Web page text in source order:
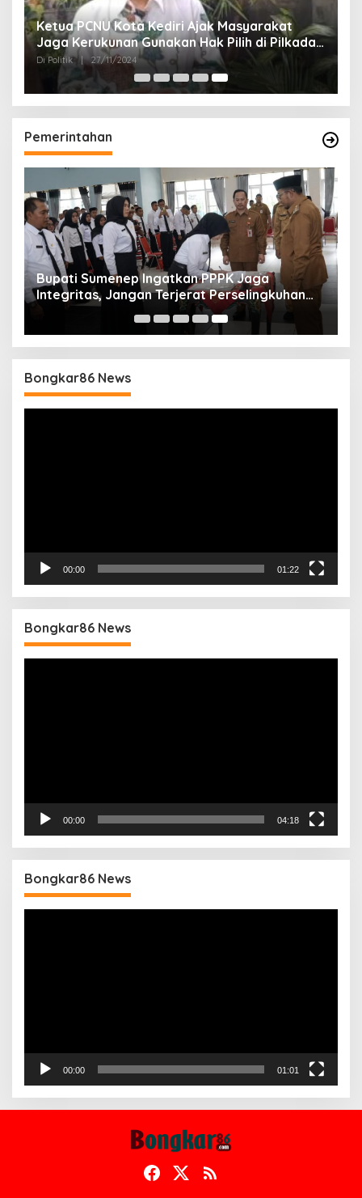
Ketua PCNU Kota Kediri Ajak Masyarakat
Jaga Kerukunan Gunakan Hak Pilih di Pilkada
2024
Di Politik | 27/11/2024
Pemerintahan
Bupati Sumenep Ingatkan PPPK Jaga
Integritas, Jangan Terjerat Perselingkuhan
dan Judi Online
Bongkar86 News
00:00 01:22
Bongkar86 News
00:00 04:18
Bongkar86 News
00:00 01:01